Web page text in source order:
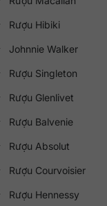
Rượu Hibiki
Johnnie Walker
Rượu Singleton
Rượu Glenlivet
Rượu Balvenie
Rượu Absolut
Rượu Courvoisier
Rượu Hennessy